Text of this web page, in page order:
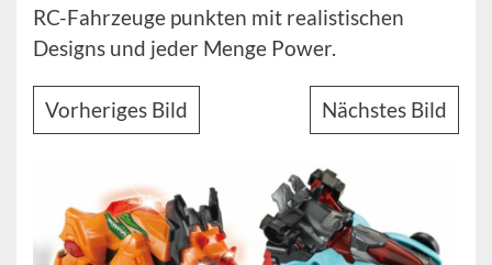
RC-Fahrzeuge punkten mit realistischen
Designs und jeder Menge Power.
Vorheriges Bild Nächstes Bild